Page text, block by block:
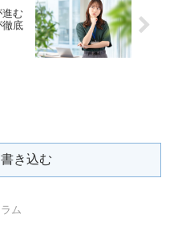
む
徹底
き込む
ム